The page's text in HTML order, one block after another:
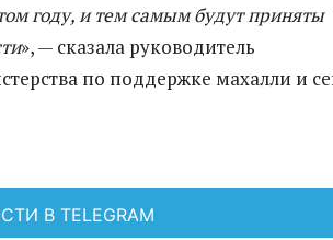
году, и тем самым будут приняты
», — сказала руководитель
по поддержке махалли и
В TELEGRAM